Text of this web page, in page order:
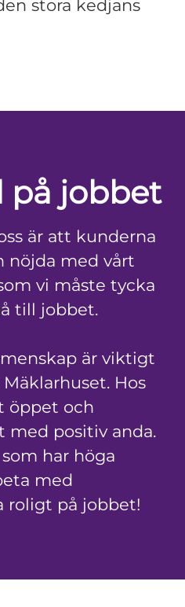
stora kedjans
på jobbet
är att kunderna
nöjda med vårt
vi måste tycka
till jobbet.
är viktigt
Hos
öppet och
med positiv anda.
har höga
med
roligt på jobbet!